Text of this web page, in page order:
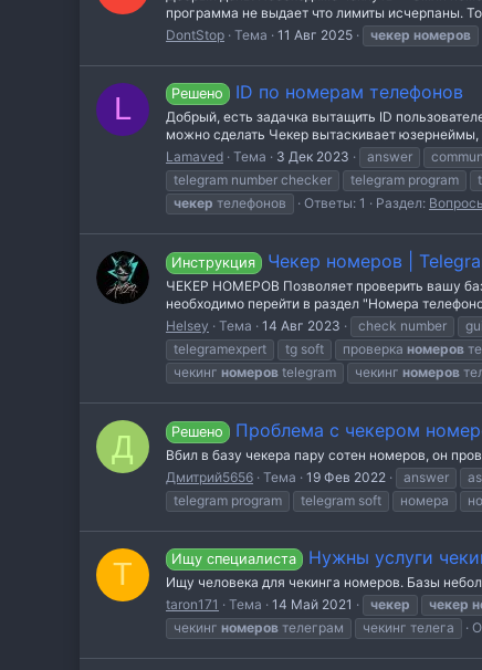
программа не выдает что лимиты исчерпаны.
DontStop Тема 11 Авг 2025 чекер номеров
L Решено ID по номерам телефонов
Добрый, есть задачка вытащить ID
можно сделать Чекер вытаскивает юзернеймы,
Lamaved Тема 3 Дек 2023 answer
telegram number checker
telegram program
чекер телефонов Ответы: 1 Раздел:
Инструкция Чекер номеров |
ЧЕКЕР НОМЕРОВ Позволяет проверить вашу
необходимо перейти в раздел "Номера
Helsey
Тема 14 Авг 2023 check number
telegramexpert
tg soft проверка номеров
чекинг номеров telegram чекинг номеров
Д Решено Проблема с чекером
Вбил в базу чекера пару сотен номеров, он
Дмитрий5656 Тема 19 Фев 2022 answer
telegram program
telegram soft номера
T Ищу специалиста Нужны услуги
Ищу человека для чекинга номеров. Базы
taron171
Тема 14 Май 2021 чекер чекер
чекинг номеров телеграм чекинг телега